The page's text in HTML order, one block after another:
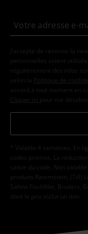
J’accepte de recevoir la
personnelles soient
régulièrement des infos
selon la
Politique de
accord à tout moment en
Cliquer ici pour me
* Valable 4 semaines. En
codes promos. La
saisie du code. Non
produits Rammstein, (Till)
Sahne Fischfilet, Broilers,
dont le prix inclut un don.